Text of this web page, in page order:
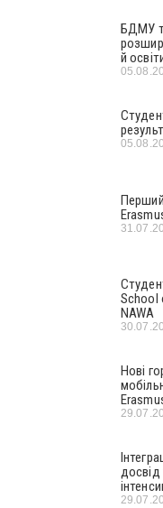
БДМУ
й
Перший
School
NAWA
Нові
досвід